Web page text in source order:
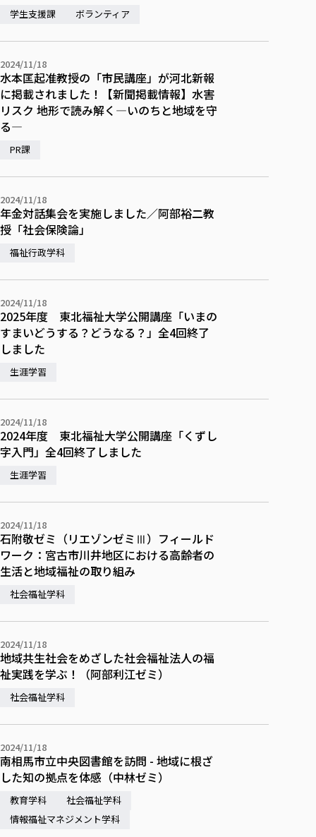
学生支援課 ボランティア
2024/11/18
水本匡起准教授の「市民講座」が河北新報
に掲載されました！【新聞掲載情報】水害
リスク 地形で読み解く—いのちと地域を守
る—
PR課
2024/11/18
年金対話集会を実施しました／阿部裕二教
授「社会保険論」
福祉行政学科
2024/11/18
2025年度 東北福祉大学公開講座「いまの
すまいどうする？どうなる？」全4回終了
しました
生涯学習
2024/11/18
2024年度 東北福祉大学公開講座「くずし
字入門」全4回終了しました
生涯学習
2024/11/18
石附敬ゼミ（リエゾンゼミⅢ）フィールド
ワーク：宮古市川井地区における高齢者の
生活と地域福祉の取り組み
社会福祉学科
2024/11/18
地域共生社会をめざした社会福祉法人の福
祉実践を学ぶ！（阿部利江ゼミ）
社会福祉学科
2024/11/18
南相馬市立中央図書館を訪問 - 地域に根ざ
した知の拠点を体感（中林ゼミ）
教育学科
社会福祉学科
情報福祉マネジメント学科